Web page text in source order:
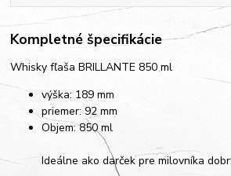
Kompletné špecifikácie
Whisky fľaša BRILLANTE 850 ml
výška: 189 mm
priemer: 92 mm
Objem: 850 ml
Ideálne ako darček pre milovníka